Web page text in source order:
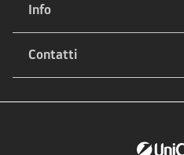
Info
Contatti